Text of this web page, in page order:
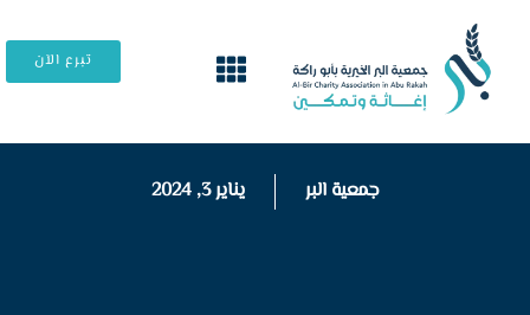
تبرع الآن
جمعية البر يناير 3, 2024